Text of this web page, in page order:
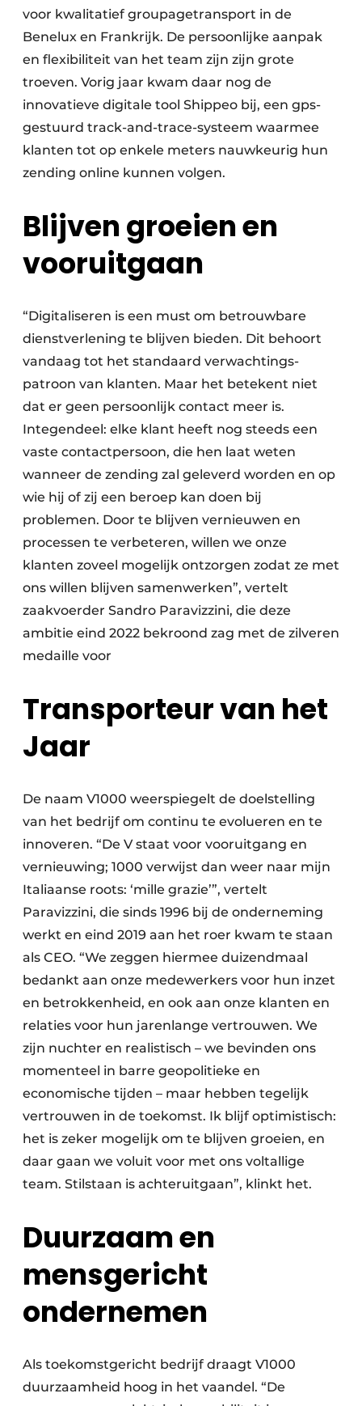
voor kwalitatief groupagetransport in de
Benelux en Frankrijk. De persoonlijke aanpak
en flexibiliteit van het team zijn zijn grote
troeven. Vorig jaar kwam daar nog de
innovatieve digitale tool Shippeo bij, een gps-
gestuurd track-and-trace-systeem waarmee
klanten tot op enkele meters nauwkeurig hun
zending online kunnen volgen.
Blijven groeien en
vooruitgaan
“Digitaliseren is een must om betrouwbare
dienstverlening te blijven bieden. Dit behoort
vandaag tot het standaard verwachtings­
patroon van klanten. Maar het betekent niet
dat er geen persoonlijk contact meer is.
Integendeel: elke klant heeft nog steeds een
vaste contactpersoon, die hen laat weten
wanneer de zending zal geleverd worden en op
wie hij of zij een beroep kan doen bij
problemen. Door te blijven vernieuwen en
processen te verbeteren, willen we onze
klanten zoveel mogelijk ontzorgen zodat ze met
ons willen blijven samenwerken”, vertelt
zaakvoerder Sandro Paravizzini, die deze
ambitie eind 2022 bekroond zag met de zilveren
medaille voor
Transporteur van het
Jaar
De naam V1000 weerspiegelt de doelstelling
van het bedrijf om continu te evolueren en te
innoveren. “De V staat voor vooruitgang en
vernieuwing; 1000 verwijst dan weer naar mijn
Italiaanse roots: ‘mille grazie’”, vertelt
Paravizzini, die sinds 1996 bij de onderneming
werkt en eind 2019 aan het roer kwam te staan
als CEO. “We zeggen hiermee duizendmaal
bedankt aan onze medewerkers voor hun inzet
en betrokkenheid, en ook aan onze klanten en
relaties voor hun jarenlange vertrouwen. We
zijn nuchter en realistisch – we bevinden ons
momenteel in barre geopolitieke en
economische tijden – maar hebben tegelijk
vertrouwen in de toekomst. Ik blijf optimistisch:
het is zeker mogelijk om te blijven groeien, en
daar gaan we voluit voor met ons voltallige
team. Stilstaan is achteruitgaan”, klinkt het.
Duurzaam en
mensgericht
ondernemen
Als toekomstgericht bedrijf draagt V1000
duurzaamheid hoog in het vaandel. “De